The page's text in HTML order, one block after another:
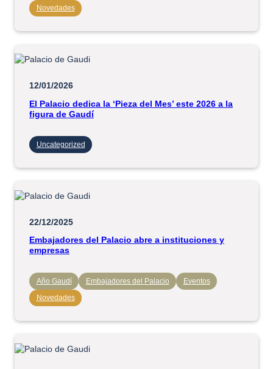
Novedades
12/01/2026
El Palacio dedica la ‘Pieza del Mes’ este 2026 a la
figura de Gaudí
Uncategorized
22/12/2025
Embajadores del Palacio abre a instituciones y
empresas
Año Gaudí Embajadores del Palacio Eventos
Novedades